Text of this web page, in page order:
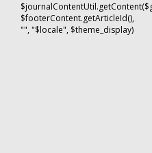
$footerContent.getArticleId(),
"", "$locale", $theme_display)